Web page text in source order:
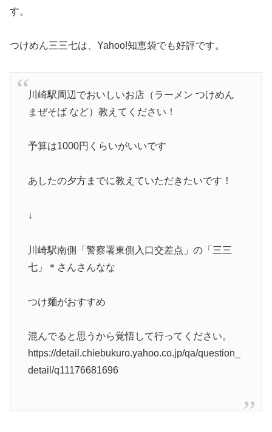
す。
つけめん三三七は、Yahoo!知恵袋でも好評です。
川崎駅周辺でおいしいお店（ラーメン つけめん
まぜそば など）教えてください！
予算は1000円くらいがいいです
あしたの夕方までに教えていただきたいです！
↓
川崎駅南側「警察署東側入口交差点」の「三三
七」＊さんさんなな
つけ麺がおすすめ
混んでると思うから覚悟して行ってください。
https://detail.chiebukuro.yahoo.co.jp/qa/question_
detail/q11176681696